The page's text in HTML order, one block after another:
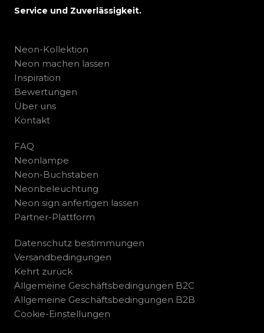
Service und Zuverlässigkeit.
Neon-Kollektion
Neon machen lassen
Inspiration
Bewertungen
Über uns
Kontakt
FAQ
Neonlampe
Neon-Buchstaben
Neonbeleuchtung
Neon sign anfertigen lassen
Partner-Plattform
Datenschutz bestimmungen
Versandbedingungen
Kehrt zurück
Allgemeine Geschäftsbedingungen B2C
Allgemeine Geschäftsbedingungen B2B
Cookie-Einstellungen